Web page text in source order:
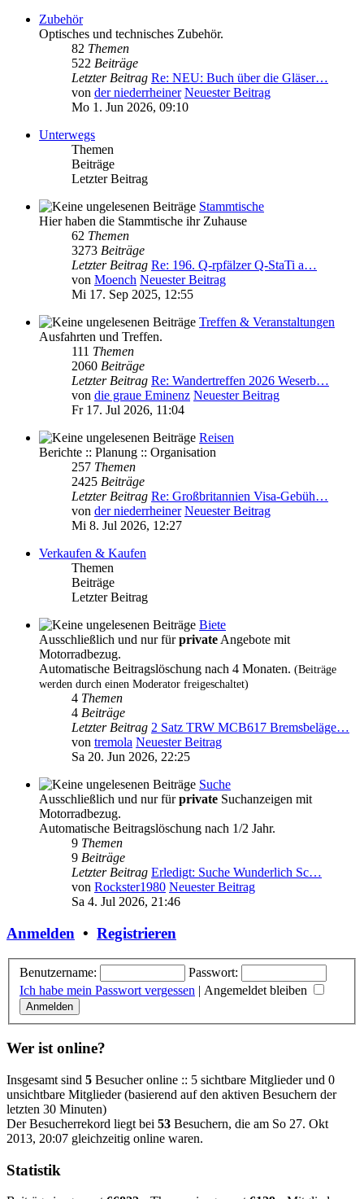
Zubehör
Optisches und technisches Zubehör.
82 Themen
522 Beiträge
Letzter Beitrag Re: NEU: Buch über die Gläser…
von der niederrheiner Neuester Beitrag
Mo 1. Jun 2026, 09:10
Unterwegs
Themen
Beiträge
Letzter Beitrag
Stammtische
Hier haben die Stammtische ihr Zuhause
62 Themen
3273 Beiträge
Letzter Beitrag Re: 196. Q-rpfälzer Q-StaTi a…
von Moench Neuester Beitrag
Mi 17. Sep 2025, 12:55
Treffen & Veranstaltungen
Ausfahrten und Treffen.
111 Themen
2060 Beiträge
Letzter Beitrag Re: Wandertreffen 2026 Weserb…
von die graue Eminenz Neuester Beitrag
Fr 17. Jul 2026, 11:04
Reisen
Berichte :: Planung :: Organisation
257 Themen
2425 Beiträge
Letzter Beitrag Re: Großbritannien Visa-Gebüh…
von der niederrheiner Neuester Beitrag
Mi 8. Jul 2026, 12:27
Verkaufen & Kaufen
Themen
Beiträge
Letzter Beitrag
Biete
Ausschließlich und nur fürprivateAngebote mit
Motorradbezug.
Automatische Beitragslöschung nach 4 Monaten. (Beiträge
werden durch einen Moderator freigeschaltet)
4 Themen
4 Beiträge
Letzter Beitrag 2 Satz TRW MCB617 Bremsbeläge…
von tremola Neuester Beitrag
Sa 20. Jun 2026, 22:25
Suche
Ausschließlich und nur fürprivate Suchanzeigen mit
Motorradbezug.
Automatische Beitragslöschung nach 1/2 Jahr.
9 Themen
9 Beiträge
Letzter Beitrag Erledigt: Suche Wunderlich Sc…
von Rockster1980 Neuester Beitrag
Sa 4. Jul 2026, 21:46
Anmelden • Registrieren
Benutzername:
Passwort:
Ich habe mein Passwort vergessen | Angemeldet bleiben
Wer ist online?
Insgesamt sind 5 Besucher online :: 5 sichtbare Mitglieder und 0
unsichtbare Mitglieder (basierend auf den aktiven Besuchern der
letzten 30 Minuten)
Der Besucherrekord liegt bei 53 Besuchern, die am So 27. Okt
2013, 20:07 gleichzeitig online waren.
Statistik